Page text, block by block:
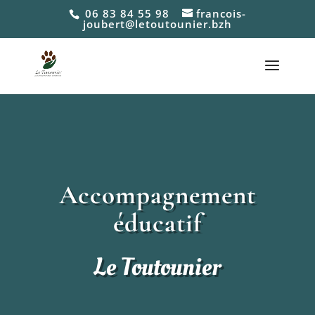
06 83 84 55 98 francois-
joubert@letoutounier.bzh
Accompagnement
éducatif
Le Toutounier